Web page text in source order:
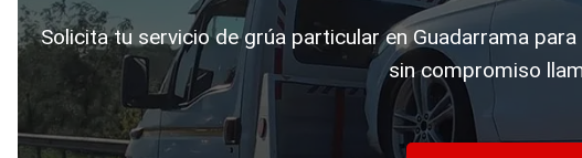
Solicita tu servicio de grúa particular en Guadarrama
sin compromiso